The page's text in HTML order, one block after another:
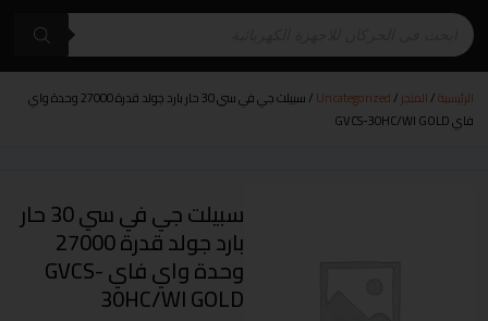
الرئيسية/المتجر/
Uncategorized
/ سبيلت جي في سي 30 حار بارد جولد قدرة 27000 وحدة واي
فاي GVCS-30HC/WI GOLD
سبيلت جي في سي 30 حار
بارد جولد قدرة 27000
وحدة واي فاي GVCS-
30HC/WI GOLD